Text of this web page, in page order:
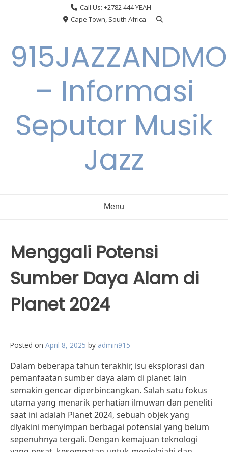
Call Us: +2782 444 YEAH
Cape Town, South Africa
– Informasi
Seputar Musik
Jazz
Menu
Menggali Potensi
Sumber Daya Alam di
Planet 2024
Posted on April 8, 2025 by admin915
Dalam beberapa tahun terakhir, isu eksplorasi dan
pemanfaatan sumber daya alam di planet lain
semakin gencar diperbincangkan. Salah satu fokus
utama yang menarik perhatian ilmuwan dan peneliti
saat ini adalah Planet 2024, sebuah objek yang
diyakini menyimpan berbagai potensial yang belum
sepenuhnya tergali. Dengan kemajuan teknologi